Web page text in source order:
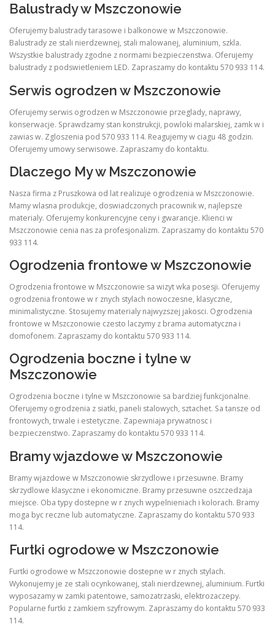
Balustrady w Mszczonowie
Oferujemy balustrady tarasowe i balkonowe w Mszczonowie.
Balustrady ze stali nierdzewnej, stali malowanej, aluminium, szkla.
Wszystkie balustrady zgodne z normami bezpieczenstwa. Oferujemy
balustrady z podswietleniem LED. Zapraszamy do kontaktu 570 933 114.
Serwis ogrodzen w Mszczonowie
Oferujemy serwis ogrodzen w Mszczonowie przeglady, naprawy,
konserwacje. Sprawdzamy stan konstrukcji, powloki malarskiej, zamk w i
zawias w. Zgloszenia pod 570 933 114. Reagujemy w ciagu 48 godzin.
Oferujemy umowy serwisowe. Zapraszamy do kontaktu.
Dlaczego My w Mszczonowie
Nasza firma z Pruszkowa od lat realizuje ogrodzenia w Mszczonowie.
Mamy wlasna produkcje, doswiadczonych pracownik w, najlepsze
materialy. Oferujemy konkurencyjne ceny i gwarancje. Klienci w
Mszczonowie cenia nas za profesjonalizm. Zapraszamy do kontaktu 570
933 114.
Ogrodzenia frontowe w Mszczonowie
Ogrodzenia frontowe w Mszczonowie sa wizyt wka posesji. Oferujemy
ogrodzenia frontowe w r znych stylach nowoczesne, klasyczne,
minimalistyczne. Stosujemy materialy najwyzszej jakosci. Ogrodzenia
frontowe w Mszczonowie czesto laczymy z brama automatyczna i
domofonem. Zapraszamy do kontaktu 570 933 114.
Ogrodzenia boczne i tylne w
Mszczonowie
Ogrodzenia boczne i tylne w Mszczonowie sa bardziej funkcjonalne.
Oferujemy ogrodzenia z siatki, paneli stalowych, sztachet. Sa tansze od
frontowych, trwale i estetyczne. Zapewniaja prywatnosc i
bezpieczenstwo. Zapraszamy do kontaktu 570 933 114.
Bramy wjazdowe w Mszczonowie
Bramy wjazdowe w Mszczonowie skrzydlowe i przesuwne. Bramy
skrzydlowe klasyczne i ekonomiczne. Bramy przesuwne oszczedzaja
miejsce. Oba typy dostepne w r znych wypelnieniach i kolorach. Bramy
moga byc reczne lub automatyczne. Zapraszamy do kontaktu 570 933
114.
Furtki ogrodowe w Mszczonowie
Furtki ogrodowe w Mszczonowie dostepne w r znych stylach.
Wykonujemy je ze stali ocynkowanej, stali nierdzewnej, aluminium. Furtki
wyposazamy w zamki patentowe, samozatrzaski, elektrozaczepy.
Popularne furtki z zamkiem szyfrowym. Zapraszamy do kontaktu 570 933
114.